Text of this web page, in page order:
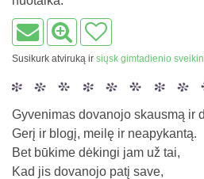
Susikurk atviruką ir siųsk gimtadienio
Gyvenimas dovanojo skausmą ir
Gerį ir blogį, meilę ir neapykantą.
Bet būkime dėkingi jam už tai,
Kad jis dovanojo patį save,